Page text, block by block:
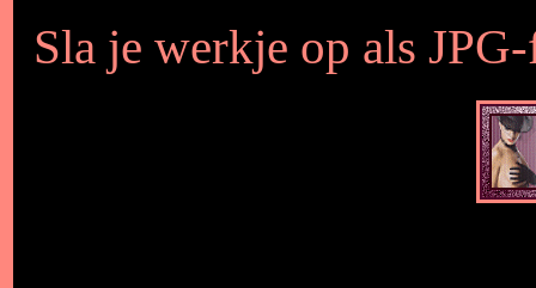
Sla je werkje op als